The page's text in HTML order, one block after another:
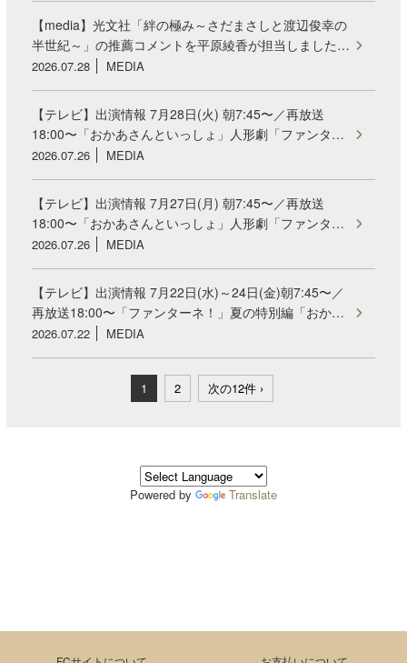
【media】光文社「絆の極み～さだまさしと渡辺俊幸の
半世紀～」の推薦コメントを平原綾香が担当しました…
2026.07.28 MEDIA
【テレビ】出演情報 7月28日(火) 朝7:45〜／再放送
18:00〜「おかあさんといっしょ」人形劇「ファンタ…
2026.07.26 MEDIA
【テレビ】出演情報 7月27日(月) 朝7:45〜／再放送
18:00〜「おかあさんといっしょ」人形劇「ファンタ…
2026.07.26 MEDIA
【テレビ】出演情報 7月22日(水)～24日(金)朝7:45〜／
再放送18:00〜「ファンターネ！」夏の特別編「おか…
2026.07.22 MEDIA
1 2 次の12件 ›
Powered by Translate